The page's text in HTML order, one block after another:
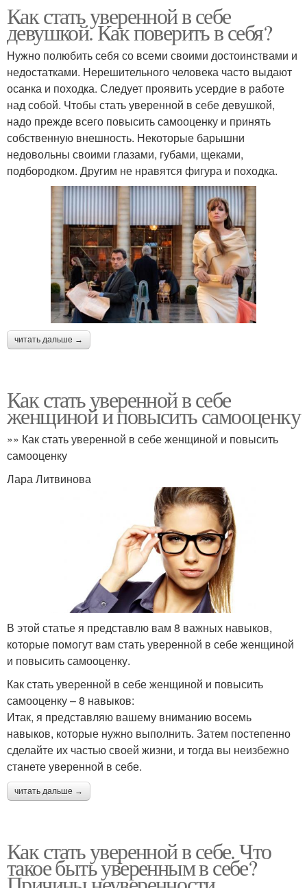
Как стать уверенной в себе
девушкой. Как поверить в себя?
Нужно полюбить себя со всеми своими достоинствами и
недостатками. Нерешительного человека часто выдают
осанка и походка. Следует проявить усердие в работе
над собой. Чтобы стать уверенной в себе девушкой,
надо прежде всего повысить самооценку и принять
собственную внешность. Некоторые барышни
недовольны своими глазами, губами, щеками,
подбородком. Другим не нравятся фигура и походка.
читать дальше →
Как стать уверенной в себе
женщиной и повысить самооценку
»» Как стать уверенной в себе женщиной и повысить
самооценку
Лара Литвинова
В этой статье я представлю вам 8 важных навыков,
которые помогут вам стать уверенной в себе женщиной
и повысить самооценку.
Как стать уверенной в себе женщиной и повысить
самооценку – 8 навыков:
Итак, я представляю вашему вниманию восемь
навыков, которые нужно выполнить. Затем постепенно
сделайте их частью своей жизни, и тогда вы неизбежно
станете уверенной в себе.
читать дальше →
Как стать уверенной в себе. Что
такое быть уверенным в себе?